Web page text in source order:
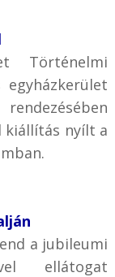
Történelmi
kiállítás nyílt a
a jubileumi
ellátogat